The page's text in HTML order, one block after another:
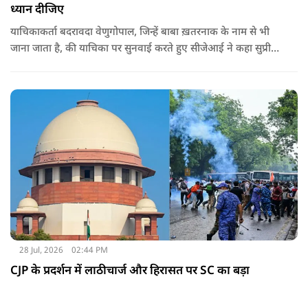
ध्यान दीजिए
याचिकाकर्ता बदरावदा वेणुगोपाल, जिन्हें बाबा ख़तरनाक के नाम से भी
जाना जाता है, की याचिका पर सुनवाई करते हुए सीजेआई ने कहा सुप्रीम
28 Jul, 2026 02:44 PM
CJP के प्रदर्शन में लाठीचार्ज और हिरासत पर SC का बड़ा